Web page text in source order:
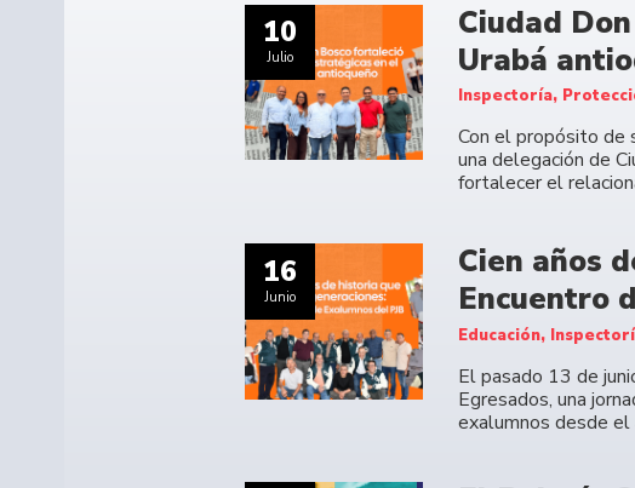
10
Julio
Ciudad
Urabá
Inspectoría,
Con el propósito de
una delegación de
fortalecer el
16
Junio
Cien años
Encuentro
Educación,
El pasado 13 de
Egresados, una
exalumnos desde